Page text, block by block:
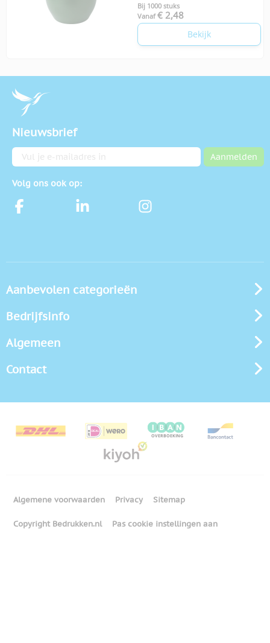
Bij 1000 stuks
Vanaf € 2,48
Bekijk
Nieuwsbrief
E-mailadres Aanmelden
Volg ons ook op:
Aanbevolen categorieën
Bedrijfsinfo
Algemeen
Contact
Algemene voorwaarden Privacy Sitemap
Copyright Bedrukken.nl Pas cookie instellingen aan